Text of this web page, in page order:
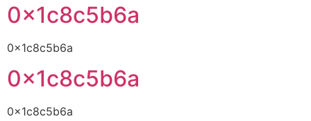
0x1c8c5b6a
0x1c8c5b6a
0x1c8c5b6a
0x1c8c5b6a